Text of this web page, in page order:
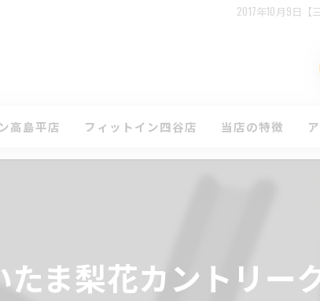
2017年10月9日
高島平店 フィットイン四谷店 当店の特徴
体験
たま梨花カントリー